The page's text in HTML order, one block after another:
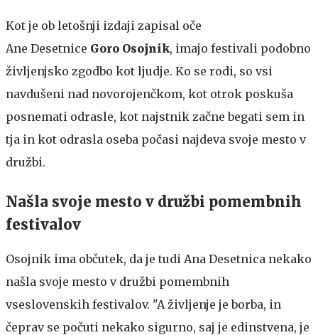
Kot je ob letošnji izdaji zapisal oče
Ane Desetnice Goro Osojnik, imajo festivali podobno
življenjsko zgodbo kot ljudje. Ko se rodi, so vsi
navdušeni nad novorojenčkom, kot otrok poskuša
posnemati odrasle, kot najstnik začne begati sem in
tja in kot odrasla oseba počasi najdeva svoje mesto v
družbi.
Našla svoje mesto v družbi pomembnih
festivalov
Osojnik ima občutek, da je tudi Ana Desetnica nekako
našla svoje mesto v družbi pomembnih
vseslovenskih festivalov. "A življenje je borba, in
čeprav se počuti nekako sigurno, saj je edinstvena, je